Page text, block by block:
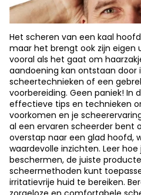
Het scheren van een kaal
maar het brengt ook zijn
vooral als het gaat om
aandoening kan ontstaan door
scheertechnieken of een
voorbereiding. Geen paniek! In
effectieve tips en technieken
voorkomen en je
al een ervaren scheerder bent
overstap naar een glad hoofd,
waardevolle inzichten. Leer
beschermen, de juiste
scheermethoden kunt
irritatievrije huid te bereiken.